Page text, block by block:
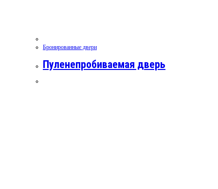
Бронированные двери
Пуленепробиваемая дверь